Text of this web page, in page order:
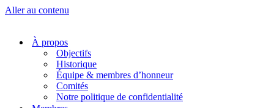
Aller au contenu
À propos
Objectifs
Historique
Équipe & membres d’honneur
Comités
Notre politique de confidentialité